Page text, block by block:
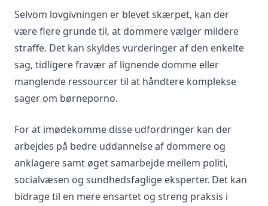
Selvom lovgivningen er blevet skærpet, kan der
være flere grunde til, at dommere vælger mildere
straffe. Det kan skyldes vurderinger af den enkelte
sag, tidligere fravær af lignende domme eller
manglende ressourcer til at håndtere komplekse
sager om børneporno.
For at imødekomme disse udfordringer kan der
arbejdes på bedre uddannelse af dommere og
anklagere samt øget samarbejde mellem politi,
socialvæsen og sundhedsfaglige eksperter. Det kan
bidrage til en mere ensartet og streng praksis i